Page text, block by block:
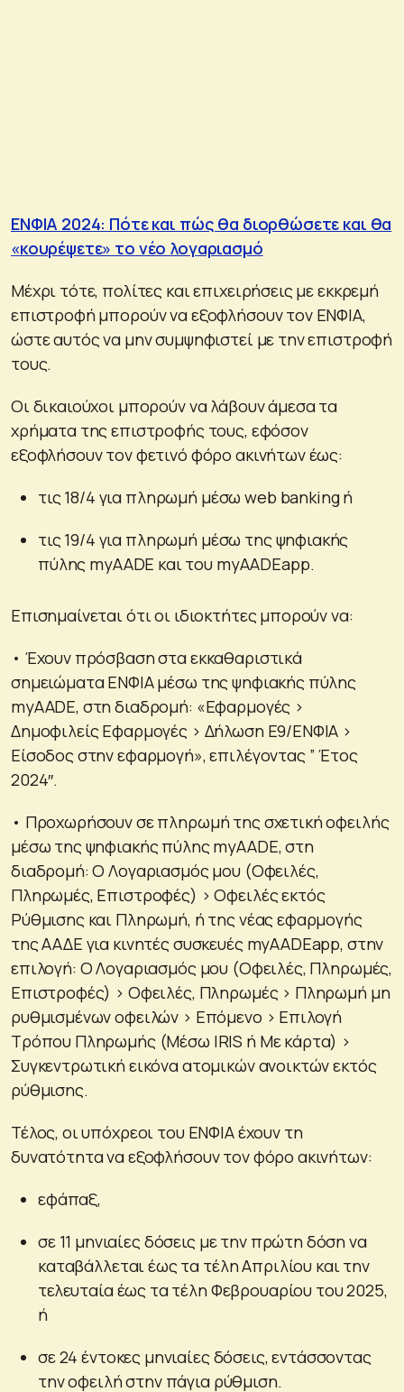
ΕΝΦΙΑ 2024: Πότε και πώς θα διορθώσετε και θα
«κουρέψετε» το νέο λογαριασμό
Μέχρι τότε, πολίτες και επιχειρήσεις με εκκρεμή
επιστροφή μπορούν να εξοφλήσουν τον ΕΝΦΙΑ,
ώστε αυτός να μην συμψηφιστεί με την επιστροφή
τους.
Οι δικαιούχοι μπορούν να λάβουν άμεσα τα
χρήματα της επιστροφής τους, εφόσον
εξοφλήσουν τον φετινό φόρο ακινήτων έως:
τις 18/4 για πληρωμή μέσω web banking ή
τις 19/4 για πληρωμή μέσω της ψηφιακής
πύλης myAADE και του myAADEapp.
Επισημαίνεται ότι οι ιδιοκτήτες μπορούν να:
• Έχουν πρόσβαση στα εκκαθαριστικά
σημειώματα ΕΝΦΙΑ μέσω της ψηφιακής πύλης
myAADE, στη διαδρομή: «Εφαρμογές >
Δημοφιλείς Εφαρμογές > Δήλωση Ε9/ΕΝΦΙΑ >
Είσοδος στην εφαρμογή», επιλέγοντας ” Έτος
2024″.
• Προχωρήσουν σε πληρωμή της σχετική οφειλής
μέσω της ψηφιακής πύλης myAADE, στη
διαδρομή: Ο Λογαριασμός μου (Οφειλές,
Πληρωμές, Επιστροφές) > Οφειλές εκτός
Ρύθμισης και Πληρωμή, ή της νέας εφαρμογής
της ΑΑΔΕ για κινητές συσκευές myAADEapp, στην
επιλογή: Ο Λογαριασμός μου (Οφειλές, Πληρωμές,
Επιστροφές) > Οφειλές, Πληρωμές > Πληρωμή μη
ρυθμισμένων οφειλών > Επόμενο > Επιλογή
Τρόπου Πληρωμής (Μέσω IRIS ή Με κάρτα) >
Συγκεντρωτική εικόνα ατομικών ανοικτών εκτός
ρύθμισης.
Τέλος, οι υπόχρεοι του ΕΝΦΙΑ έχουν τη
δυνατότητα να εξοφλήσουν τον φόρο ακινήτων:
εφάπαξ,
σε 11 μηνιαίες δόσεις με την πρώτη δόση να
καταβάλλεται έως τα τέλη Απριλίου και την
τελευταία έως τα τέλη Φεβρουαρίου του 2025,
ή
σε 24 έντοκες μηνιαίες δόσεις, εντάσσοντας
την οφειλή στην πάγια ρύθμιση.